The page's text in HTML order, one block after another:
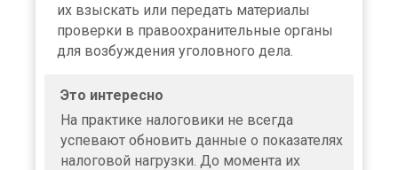
их взыскать или передать материалы
проверки в правоохранительные органы
для возбуждения уголовного дела.
Это интересно
На практике налоговики не всегда
успевают обновить данные о показателях
налоговой нагрузки. До момента их